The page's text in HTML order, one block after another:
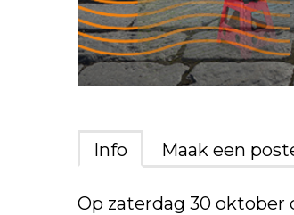
Info Maak een
Op zaterdag 30